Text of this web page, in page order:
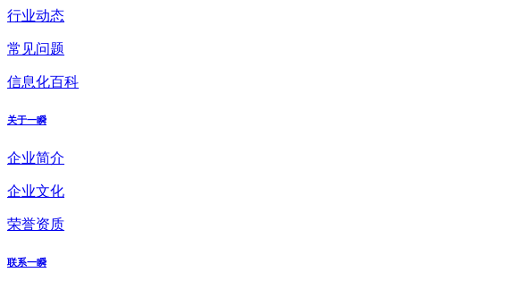
行业动态
常见问题
信息化百科
关于一瞬
企业简介
企业文化
荣誉资质
联系一瞬